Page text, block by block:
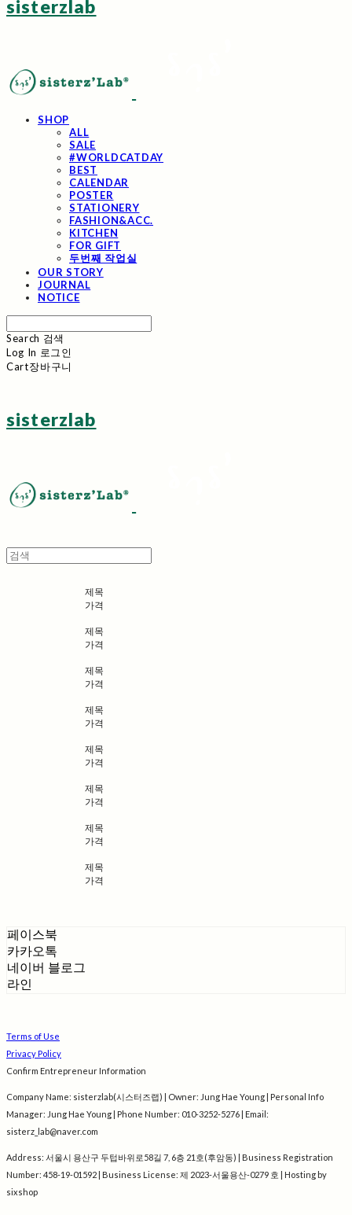
sisterzlab
SHOP
ALL
SALE
#WORLDCATDAY
BEST
CALENDAR
POSTER
STATIONERY
FASHION&ACC.
KITCHEN
FOR GIFT
두번째 작업실
OUR STORY
JOURNAL
NOTICE
Search 검색
Log In 로그인
Cart장바구니
sisterzlab
제목
가격
제목
가격
제목
가격
제목
가격
제목
가격
제목
가격
제목
가격
제목
가격
페이스북
카카오톡
네이버 블로그
라인
Terms of Use
Privacy Policy
Confirm Entrepreneur Information
Company Name: sisterzlab(시스터즈랩) | Owner: Jung Hae Young | Personal Info
Manager: Jung Hae Young | Phone Number: 010-3252-5276 | Email:
sisterz_lab@naver.com
Address: 서울시 용산구 두텁바위로58길 7, 6층 21호(후암동) | Business Registration
Number: 458-19-01592 | Business License: 제 2023-서울용산-0279 호 | Hosting by
sixshop